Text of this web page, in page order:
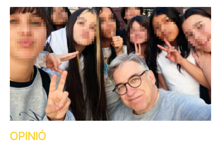
OPINIÓ